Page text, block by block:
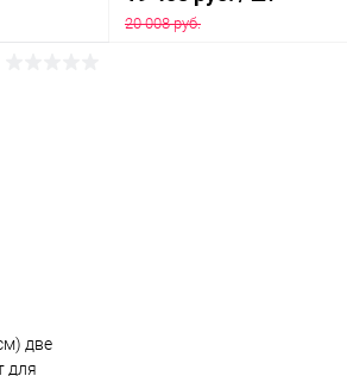
20 008 руб.
две
для